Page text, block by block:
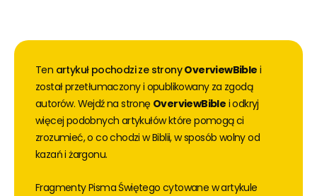
Ten artykuł pochodzi ze stronyOverviewBible i
został przetłumaczony i opublikowany za zgodą
autorów. Wejdź na stronę OverviewBible i odkryj
więcej podobnych artykułów które pomogą ci
zrozumieć, o co chodzi w Biblii, w sposób wolny od
kazań i żargonu.
Fragmenty Pisma Świętego cytowane w artykule